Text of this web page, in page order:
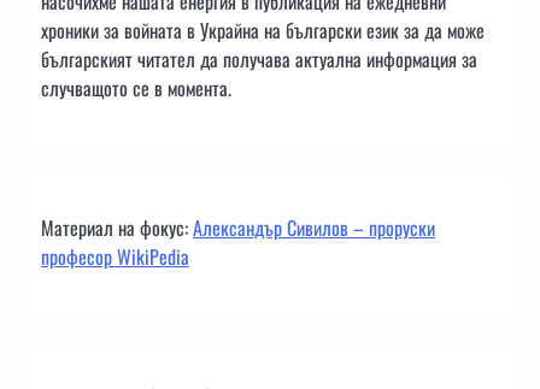
хроники за войната в Украйна на български език за да може
българският читател да получава актуална информация за
случващото се в момента.
Материал на фокус:Александър Сивилов – проруски
професор WikiPedia